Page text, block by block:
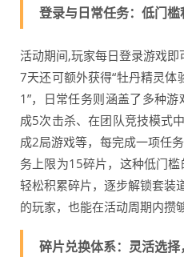
登录与日常任务：低门槛
活动期间,玩家每日登录游戏即
7天还可额外获得“牡丹精灵体
1”，日常任务则涵盖了多种
成5次击杀、在团队竞技模式
成2局游戏等，每完成一项任
务上限为15碎片，这种低门
轻松积累碎片，逐步解锁套装
的玩家，也能在活动周期内攒
碎片兑换体系：灵活选